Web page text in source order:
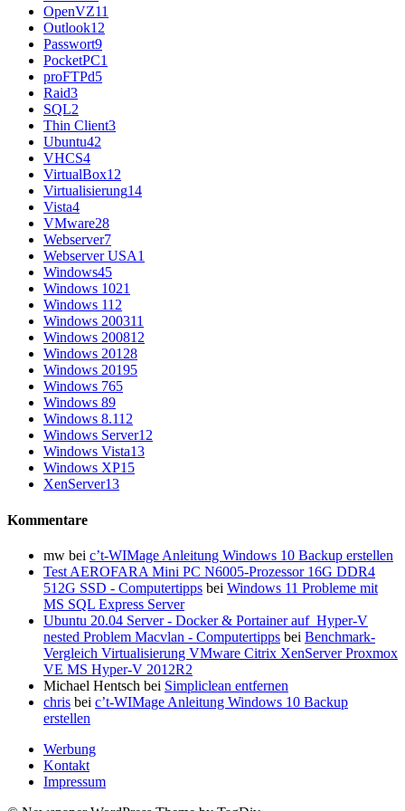
OpenVZ11
Outlook12
Passwort9
PocketPC1
proFTPd5
Raid3
SQL2
Thin Client3
Ubuntu42
VHCS4
VirtualBox12
Virtualisierung14
Vista4
VMware28
Webserver7
Webserver USA1
Windows45
Windows 1021
Windows 112
Windows 200311
Windows 200812
Windows 20128
Windows 20195
Windows 765
Windows 89
Windows 8.112
Windows Server12
Windows Vista13
Windows XP15
XenServer13
Kommentare
mw bei c’t-WIMage Anleitung Windows 10 Backup erstellen
Test AEROFARA Mini PC N6005-Prozessor 16G DDR4
512G SSD - Computertipps bei Windows 11 Probleme mit
MS SQL Express Server
Ubuntu 20.04 Server - Docker & Portainer auf Hyper-V
nested Problem Macvlan - Computertipps bei Benchmark-
Vergleich Virtualisierung VMware Citrix XenServer Proxmox
VE MS Hyper-V 2012R2
Michael Hentsch bei Simpliclean entfernen
chris bei c’t-WIMage Anleitung Windows 10 Backup
erstellen
Werbung
Kontakt
Impressum